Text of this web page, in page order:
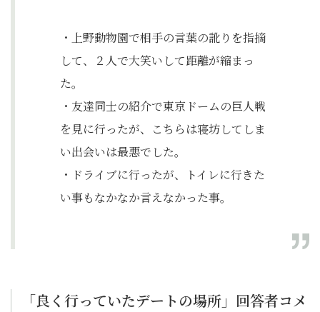
・上野動物園で相手の言葉の訛りを指摘
して、２人で大笑いして距離が縮まっ
た。
・友達同士の紹介で東京ドームの巨人戦
を見に行ったが、こちらは寝坊してしま
い出会いは最悪でした。
・ドライブに行ったが、トイレに行きた
い事もなかなか言えなかった事。
「良く行っていたデートの場所」回答者コメ